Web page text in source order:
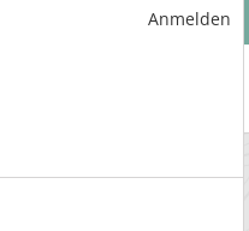
Anmelden